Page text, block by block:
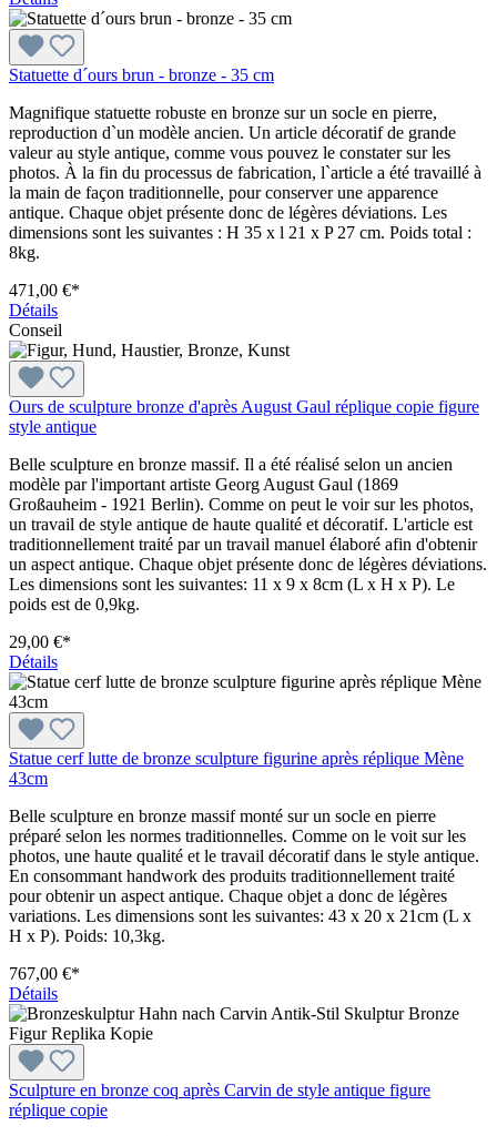
Statuette d´ours brun - bronze - 35 cm
Magnifique statuette robuste en bronze sur un socle en pierre,
reproduction d`un modèle ancien. Un article décoratif de grande
valeur au style antique, comme vous pouvez le constater sur les
photos. À la fin du processus de fabrication, l`article a été travaillé à
la main de façon traditionnelle, pour conserver une apparence
antique. Chaque objet présente donc de légères déviations. Les
dimensions sont les suivantes : H 35 x l 21 x P 27 cm. Poids total :
8kg.
471,00 €*
Détails
Conseil
Ours de sculpture bronze d'après August Gaul réplique copie figure
style antique
Belle sculpture en bronze massif. Il a été réalisé selon un ancien
modèle par l'important artiste Georg August Gaul (1869
Großauheim - 1921 Berlin). Comme on peut le voir sur les photos,
un travail de style antique de haute qualité et décoratif. L'article est
traditionnellement traité par un travail manuel élaboré afin d'obtenir
un aspect antique. Chaque objet présente donc de légères déviations.
Les dimensions sont les suivantes: 11 x 9 x 8cm (L x H x P). Le
poids est de 0,9kg.
29,00 €*
Détails
Statue cerf lutte de bronze sculpture figurine après réplique Mène
43cm
Belle sculpture en bronze massif monté sur un socle en pierre
préparé selon les normes traditionnelles. Comme on le voit sur les
photos, une haute qualité et le travail décoratif dans le style antique.
En consommant handwork des produits traditionnellement traité
pour obtenir un aspect antique. Chaque objet a donc de légères
variations. Les dimensions sont les suivantes: 43 x 20 x 21cm (L x
H x P). Poids: 10,3kg.
767,00 €*
Détails
Sculpture en bronze coq après Carvin de style antique figure
réplique copie